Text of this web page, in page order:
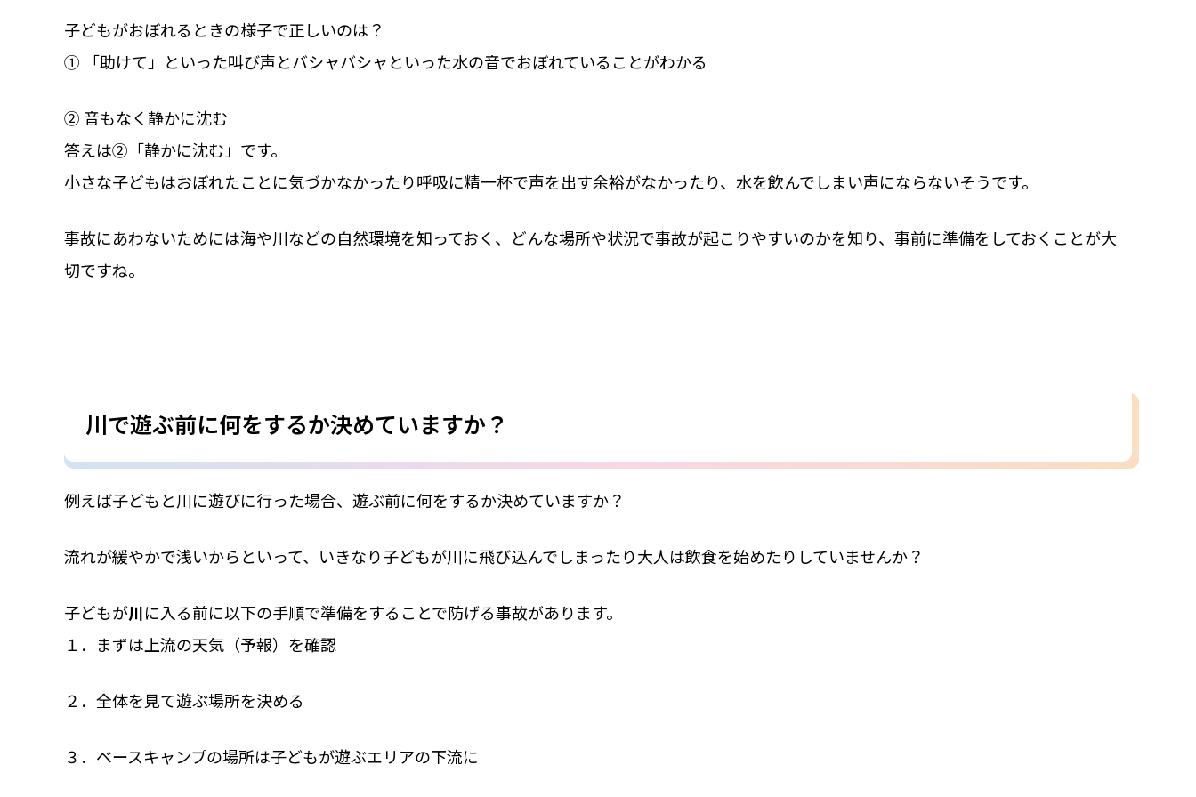
子どもがおぼれるときの様子で正しいのは？
① 「助けて」といった叫び声とバシャバシャといった水の音でおぼれていることがわかる
② 音もなく静かに沈む
答えは②「静かに沈む」です。
小さな子どもはおぼれたことに気づかなかったり呼吸に精一杯で声を出す余裕がなかったり、水を飲んでしまい声にならないそうです。
事故にあわないためには海や川などの自然環境を知っておく、どんな場所や状況で事故が起こりやすいのかを知り、事前に準備をしておくことが大
切ですね。
川で遊ぶ前に何をするか決めていますか？
例えば子どもと川に遊びに行った場合、遊ぶ前に何をするか決めていますか？
流れが緩やかで浅いからといって、いきなり子どもが川に飛び込んでしまったり大人は飲食を始めたりしていませんか？
子どもが川に入る前に以下の手順で準備をすることで防げる事故があります。
１．まずは上流の天気（予報）を確認
２．全体を見て遊ぶ場所を決める
３．ベースキャンプの場所は子どもが遊ぶエリアの下流に